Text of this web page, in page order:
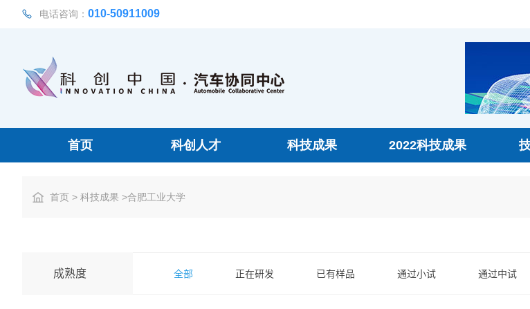
电话咨询： 010-50911009
首页 科创人才 科技成果 2022科技成果
首页 > 科技成果 >合肥工业大学
成熟度 全部 正在研发 已有样品 通过小试 通过中试